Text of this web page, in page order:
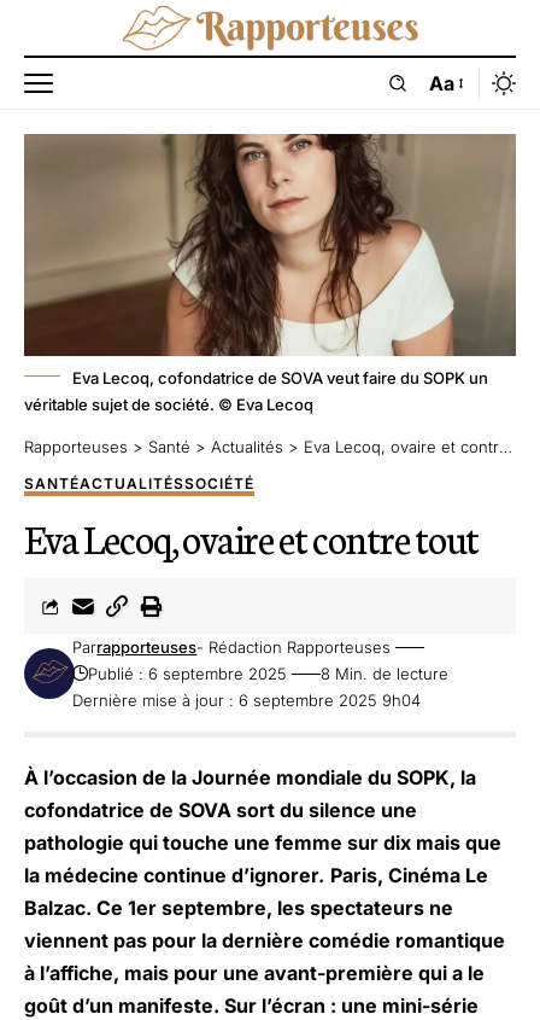
Aa
Eva Lecoq, cofondatrice de SOVA veut faire du SOPK un
véritable sujet de société. © Eva Lecoq
Rapporteuses > Santé > Actualités > Eva Lecoq, ovaire et contre tout
SANTÉACTUALITÉSSOCIÉTÉ
Eva Lecoq, ovaire et contre tout
Dernière mise à jour : 6 septembre 2025 9h04
Parrapporteuses- Rédaction Rapporteuses
Publié : 6 septembre 2025
8 Min. de lecture
À l’occasion de la Journée mondiale du SOPK, la
cofondatrice de SOVA sort du silence une
pathologie qui touche une femme sur dix mais que
la médecine continue d’ignorer. Paris, Cinéma Le
Balzac. Ce 1er septembre, les spectateurs ne
viennent pas pour la dernière comédie romantique
à l’affiche, mais pour une avant-première qui a le
goût d’un manifeste. Sur l’écran : une mini-série